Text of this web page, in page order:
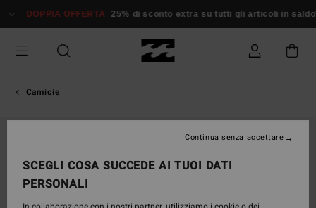
alle
prodotto
DOPPIA OFFERTA 25% di sconto extra su tutti gli articoli in saldo*
Camicie
SCEGLI COSA SUCCEDE AI TUOI DATI
PERSONALI
Continua senza accettare